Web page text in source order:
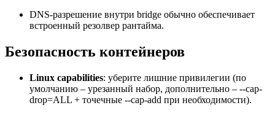
DNS-разрешение внутри bridge обычно обеспечивает
встроенный резолвер рантайма.
Безопасность контейнеров
Linux capabilities: уберите лишние привилегии (по
умолчанию – урезанный набор, дополнительно – --cap-
drop=ALL + точечные --cap-add при необходимости).